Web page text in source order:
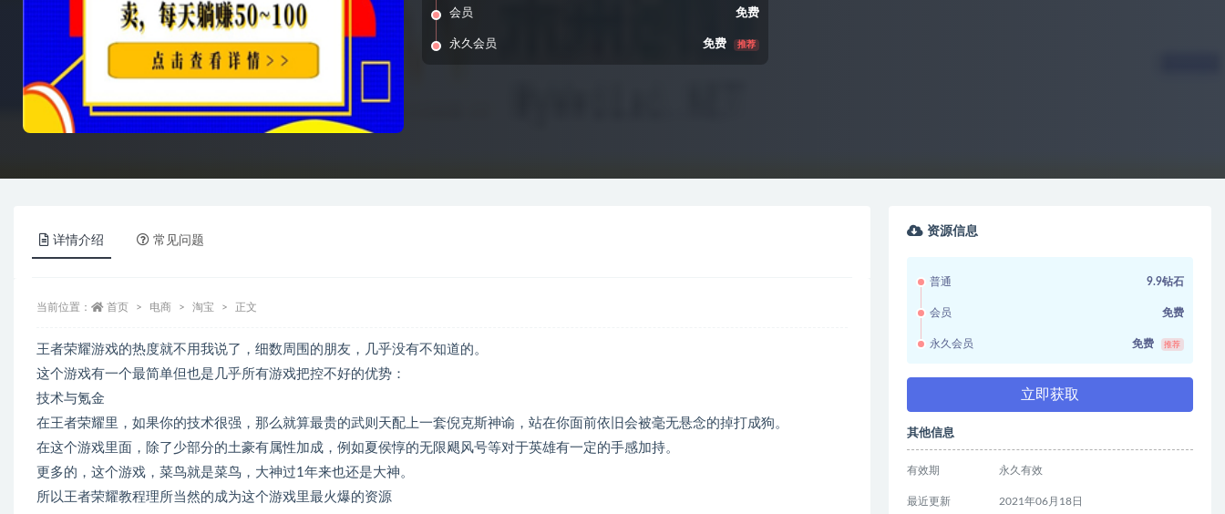
会员 免费
永久会员 免费 推荐
详情介绍 常见问题
当前位置： 首页 电商 淘宝 正文
王者荣耀游戏的热度就不用我说了，细数周围的朋友，几乎没有不知道的。
这个游戏有一个最简单但也是几乎所有游戏把控不好的优势：
技术与氪金
在王者荣耀里，如果你的技术很强，那么就算最贵的武则天配上一套倪克斯神谕，站在你面前依旧会被毫无悬念的掉打成狗。
在这个游戏里面，除了少部分的土豪有属性加成，例如夏侯惇的无限飓风号等对于英雄有一定的手感加持。
更多的，这个游戏，菜鸟就是菜鸟，大神过1年来也还是大神。
所以王者荣耀教程理所当然的成为这个游戏里最火爆的资源
资源信息
普通 9.9钻石
会员 免费
永久会员 免费 推荐
立即获取
其他信息
有效期 永久有效
最近更新 2021年06月18日